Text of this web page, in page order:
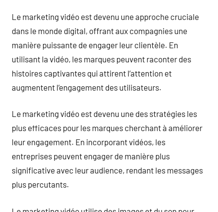
Le marketing vidéo est devenu une approche cruciale
dans le monde digital, offrant aux compagnies une
manière puissante de engager leur clientèle. En
utilisant la vidéo, les marques peuvent raconter des
histoires captivantes qui attirent l’attention et
augmentent l’engagement des utilisateurs.
Le marketing vidéo est devenu une des stratégies les
plus efficaces pour les marques cherchant à améliorer
leur engagement. En incorporant vidéos, les
entreprises peuvent engager de manière plus
significative avec leur audience, rendant les messages
plus percutants.